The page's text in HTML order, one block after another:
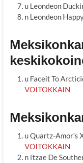
u Leondeon
n Leondeon
u Faceit To
VOITOKKAIN
u Quartz-Amor’s
VOITOKKAIN
n Itzae De